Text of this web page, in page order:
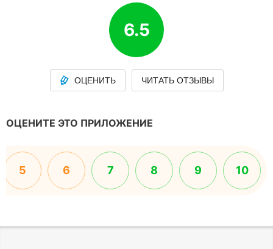
6.5
ОЦЕНИТЬ ЧИТАТЬ ОТЗЫВЫ
ОЦЕНИТЕ ЭТО ПРИЛОЖЕНИЕ
5 6 7 8 9 10